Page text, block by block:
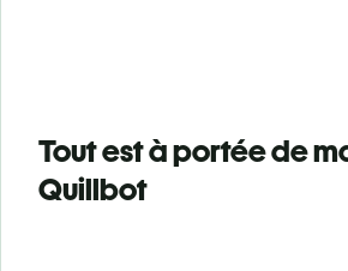
Tout est à portée de
Quillbot